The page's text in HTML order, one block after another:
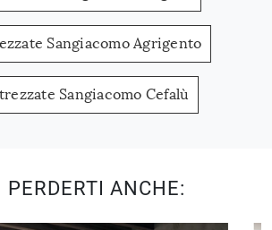
Sangiacomo Agrigento
Sangiacomo Cefalù
PERDERTI ANCHE: